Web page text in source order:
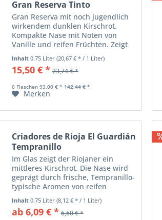
Gran Reserva Tinto
Gran Reserva mit noch jugendlich
wirkendem dunklen Kirschrot.
Kompakte Nase mit Noten von
Vanille und reifen Früchten. Zeigt
am Gaumen eine lebendige
Säurestruktur, kompakte Tannine
ergänzen den runden Abgang des
Inhalt 0.75 Liter (20,67 € * / 1 Liter)
15,50 € * 23,74 € *
6 Flaschen 93,00 € * 142,44 € *
Merken
Criadores de Rioja El Guardián
Tempranillo
Im Glas zeigt der Riojaner ein
mittleres Kirschrot. Die Nase wird
geprägt durch frische, Tempranillo-
typische Aromen von reifen
Waldbeeren. Ein vollmundiger Rioja
für jeden Tag mit lebendiger
Säurestruktur; er passt sehr gut
Inhalt 0.75 Liter (8,12 € * / 1 Liter)
ab 6,09 € * 6,60 € *